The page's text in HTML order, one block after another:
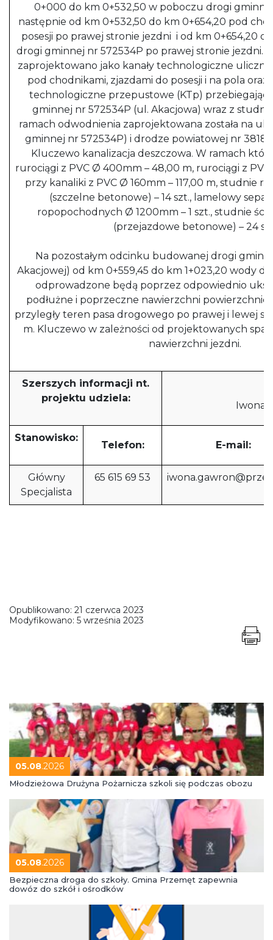
0+000 do km 0+532,50 w poboczu drogi
następnie od km 0+532,50 do km 0+654,20 pod
posesji po prawej stronie jezdni i od km 0+654,20 do
drogi gminnej nr 572534P po prawej stronie jezdni.
zaprojektowano jako kanały technologiczne
pod chodnikami, zjazdami do posesji i na pola oraz
technologiczne przepustowe (KTp)
gminnej nr 572534P (ul. Akacjowa) wraz z
ramach odwodnienia zaprojektowana została na
gminnej nr 572534P) i drodze powiatowej nr
Kluczewo kanalizacja deszczowa. W ramach
rurociągi z PVC Ø 400mm – 48,00 m, rurociągi z PVC
przy kanaliki z PVC Ø 160mm – 117,00 m, studnie
(szczelne betonowe) – 14 szt., lamelowy
ropopochodnych Ø 1200mm – 1 szt., studnie
(przejazdowe betonowe) – 24
Na pozostałym odcinku budowanej drogi
Akacjowej) od km 0+559,45 do km 1+023,20 wody
odprowadzone będą poprzez odpowiednio
podłużne i poprzeczne nawierzchni
przyległy teren pasa drogowego po prawej i lewej
m. Kluczewo w zależności od projektowanych
nawierzchni jezdni.
Szerszych informacji nt.
projektu udziela:
Iwona
Stanowisko:
Telefon: E-mail:
Główny
Specjalista
65 615 69 53
Opublikowano: 21 czerwca 2023
Modyfikowano: 5 września 2023
05.08.2026
Młodzieżowa Drużyna Pożarnicza szkoli się podczas obozu
05.08.2026
Bezpieczna droga do szkoły. Gmina Przemęt zapewnia
dowóz do szkół i ośrodków